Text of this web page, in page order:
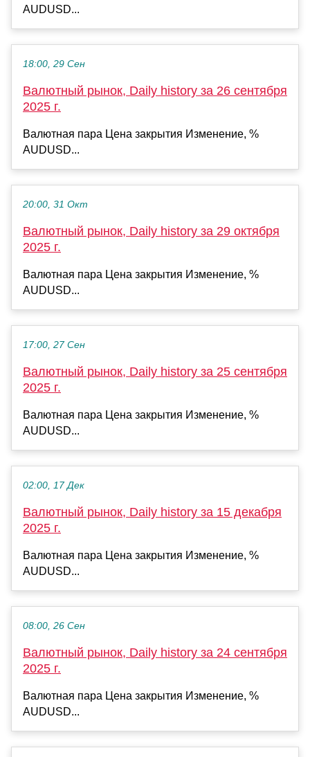
AUDUSD...
18:00, 29 Сен
Валютный рынок, Daily history за 26 сентября
2025 г.
Валютная пара Цена закрытия Изменение, %
AUDUSD...
20:00, 31 Окт
Валютный рынок, Daily history за 29 октября
2025 г.
Валютная пара Цена закрытия Изменение, %
AUDUSD...
17:00, 27 Сен
Валютный рынок, Daily history за 25 сентября
2025 г.
Валютная пара Цена закрытия Изменение, %
AUDUSD...
02:00, 17 Дек
Валютный рынок, Daily history за 15 декабря
2025 г.
Валютная пара Цена закрытия Изменение, %
AUDUSD...
08:00, 26 Сен
Валютный рынок, Daily history за 24 сентября
2025 г.
Валютная пара Цена закрытия Изменение, %
AUDUSD...